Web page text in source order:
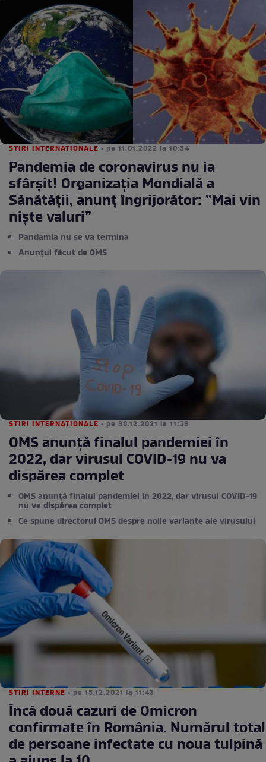
STIRI INTERNATIONALE • pe 11.01.2022 la 10:34
Pandemia de coronavirus nu ia
sfârșit! Organizația Mondială a
Sănătății, anunț îngrijorător: ”Mai vin
niște valuri”
Pandamia nu se va termina
Anunțul făcut de OMS
STIRI INTERNATIONALE • pe 30.12.2021 la 11:58
OMS anunță finalul pandemiei în
2022, dar virusul COVID-19 nu va
dispărea complet
OMS anunță finalul pandemiei în 2022, dar virusul COVID-19
nu va dispărea complet
Ce spune directorul OMS despre noile variante ale virusului
STIRI INTERNE • pe 15.12.2021 la 11:43
Încă două cazuri de Omicron
confirmate în România. Numărul total
de persoane infectate cu noua tulpină